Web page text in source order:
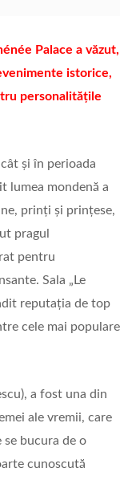
Palace a văzut,
istorice,
personalitățile
și în perioada
lumea mondenă a
prinți și prințese,
pragul
pentru
Sala „Le
reputația de top
cele mai populare
a fost una din
ale vremii, care
se bucura de o
cunoscută